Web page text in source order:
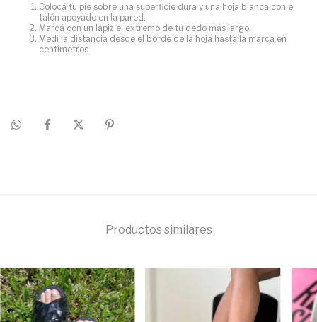
Colocá tu pie sobre una superficie dura y una hoja blanca con el
talón apoyado en la pared.
Marcá con un lápiz el extremo de tu dedo más largo.
Medí la distancia desde el borde de la hoja hasta la marca en
centímetros.
Productos similares